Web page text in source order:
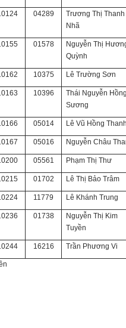
04289
Trương Thị Thanh
Nhã
01578
Nguyễn Thị
Quỳnh
10375 Lê Trường Sơn
10396
Thái Nguyễn Hồng
Sương
05014 Lê Vũ Hồng Thanh
05016 Nguyễn Châu
05561 Phạm Thị Thư
01702 Lê Thị Bảo Trâm
11779 Lê Khánh Trung
01738
Nguyễn Thị Kim
Tuyền
16216 Trần Phương Vi
Minh, ngày